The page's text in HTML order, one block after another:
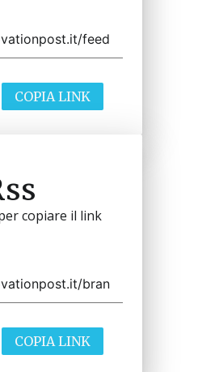
COPIA LINK
copiare il link
COPIA LINK